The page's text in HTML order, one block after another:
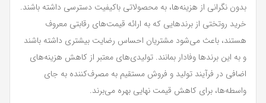
بدون نگرانی از هزینه‌ها، به محصولاتی باکیفیت دسترسی داشته باشند.
خرید روتختی از برندهایی که به ارائه قیمت‌های رقابتی معروف
هستند، باعث می‌شود مشتریان احساس رضایت بیشتری داشته باشند
و به این برندها وفادار بمانند. تولیدی‌های معتبر از کاهش هزینه‌های
اضافی در فرآیند تولید و فروش مستقیم به مصرف‌کننده به جای
واسطه‌ها، برای کاهش قیمت نهایی بهره می‌برند.